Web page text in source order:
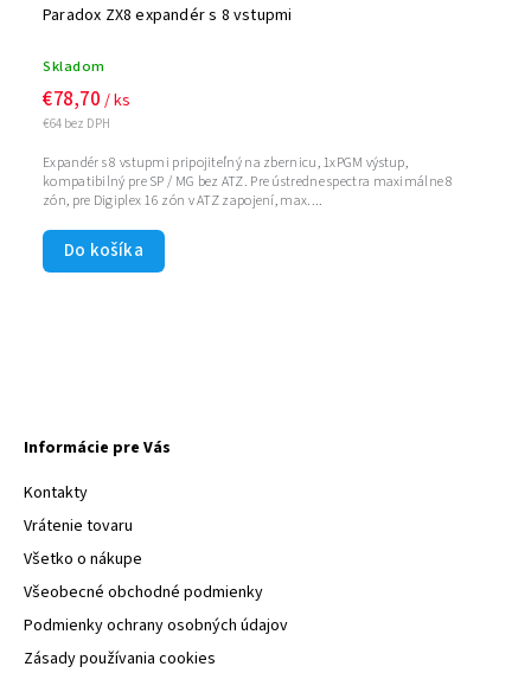
Paradox ZX8 expandér s 8 vstupmi
Skladom
€64 bez DPH
€78,70 / ks
Do košíka
Expandér s 8 vstupmi pripojiteľný na zbernicu, 1xPGM výstup,
kompatibilný pre SP / MG bez ATZ. Pre ústredne spectra maximálne 8
zón, pre Digiplex 16 zón v ATZ zapojení, max....
Informácie pre Vás
Kontakty
Vrátenie tovaru
Všetko o nákupe
Všeobecné obchodné podmienky
Podmienky ochrany osobných údajov
Zásady používania cookies